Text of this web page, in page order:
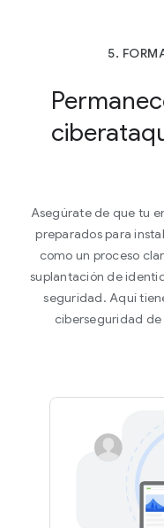
5.
Asegúrate de que tu
preparados para
como un proceso
suplantación de
seguridad. Aquí
ciberseguridad